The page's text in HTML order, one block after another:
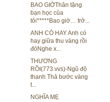
BAO GIỜThân tặng
bạn học của
tôi*****Bao giờ… trở...
ANH CÓ HAY Anh có
hay giữa thu vàng rồi
đóNghe x...
THƯƠNG
RỒI(773.vvs)-Ngũ độ
thanh Thả bước vàng
t...
NGHĨA MẸ